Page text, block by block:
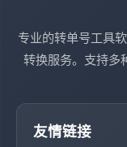
专业的转单号工具
转换服务。支持多
友情链接